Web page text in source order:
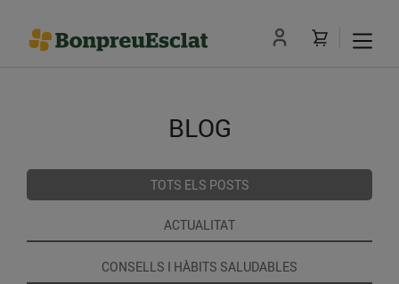
BLOG
TOTS ELS POSTS
ACTUALITAT
CONSELLS I HÀBITS SALUDABLES